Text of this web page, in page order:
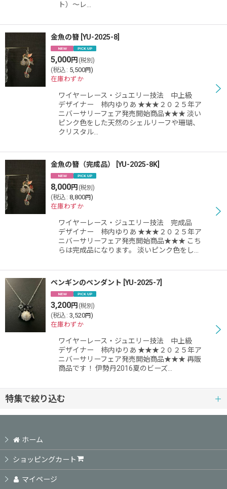
ト）〜レ…
金魚の簪 YU-2025-8
5,000円 (税別)
(税込 : 5,500円)
在庫わずか
ワイヤーレース・ジュエリー技法 中上級
デザイナー 柿内ゆりあ ★★★２０２５年ア
ニバーサリーフェア発売開始商品★★★ 淡い
ピンク色をした天然のシェルリーフや珊瑚、
クリスタル…
金魚の簪（完成品） YU-2025-8K
8,000円 (税別)
(税込 : 8,800円)
在庫わずか
ワイヤーレース・ジュエリー技法 完成品
デザイナー 柿内ゆりあ ★★★２０２５年ア
ニバーサリーフェア発売開始商品★★★ こち
らは完成品になります。 淡いピンク色をし…
ペンギンのペンダント YU-2025-7
3,200円 (税別)
(税込 : 3,520円)
在庫わずか
ワイヤーレース・ジュエリー技法 中上級
デザイナー 柿内ゆりあ ★★★２０２５年ア
ニバーサリーフェア発売開始商品★★★ 再販
商品です！ 伊勢丹2016夏のビーズ…
特集で絞り込む
初中級レベル
中級レベル
ホーム
ショッピングカート
マイページ